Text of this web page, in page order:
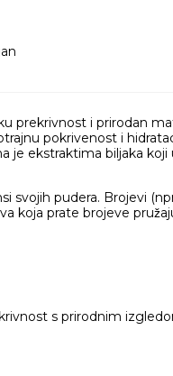
prekrivnost i prirodan
pokrivenost i
je ekstraktima biljaka
pudera. Brojevi (npr.
koja prate brojeve
s prirodnim